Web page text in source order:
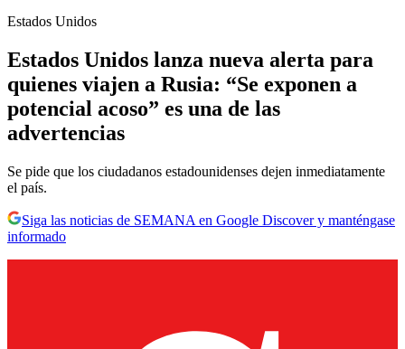
Estados Unidos
Estados Unidos lanza nueva alerta para
quienes viajen a Rusia: “Se exponen a
potencial acoso” es una de las
advertencias
Se pide que los ciudadanos estadounidenses dejen inmediatamente
el país.
Siga las noticias de SEMANA en Google Discover y manténgase
informado